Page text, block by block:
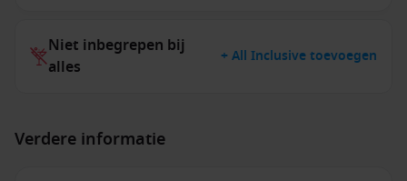
Niet inbegrepen bij
alles
+ All Inclusive toevoegen
Verdere informatie